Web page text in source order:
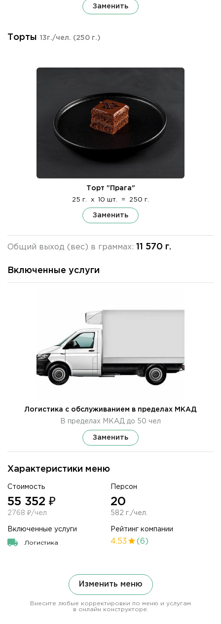
Характеристики меню
Стоимость
55 352 ₽
2768 ₽/чел
Персон
20
582 г./чел.
Включенные услуги
Логистика
Рейтинг компании
4.53 (6)
Заменить
Торты 13г./чел. (250 г.)
Торт "Прага"
25 г. x 10 шт. = 250 г.
Заменить
Общий выход (вес) в граммах: 11 570 г.
Изменить меню
Внесите любые корректировки по меню и услугам
в онлайн конструкторе.
Включенные услуги
Логистика с обслуживанием в пределах МКАД
В пределах МКАД до 50 чел
Заменить